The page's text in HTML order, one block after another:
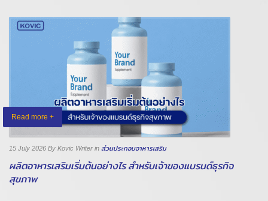
Read more +
15 July 2026By Kovic Writerinส่วนประกอบอาหารเสริม
ผลิตอาหารเสริมเริ่มต้นอย่างไร สำหรับเจ้าของแบรนด์ธุรกิจ
สุขภาพ